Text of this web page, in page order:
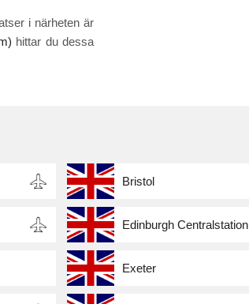
i närheten är
hittar du dessa
Bristol
Edinburgh Centralstation
Exeter